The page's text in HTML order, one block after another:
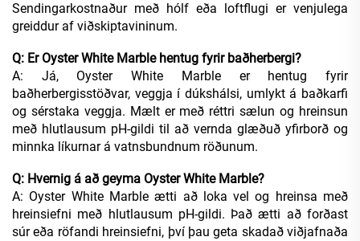
Sendingarkostnaður með hólf eða loftflugi er venjulega
greiddur af viðskiptavininum.
Q: Er Oyster White Marble hentug fyrir baðherbergi?
A: Já, Oyster White Marble er hentug fyrir
baðherbergisstöðvar, veggja í dúkshálsi, umlykt á baðkarfi
og sérstaka veggja. Mælt er með réttri sælun og hreinsun
með hlutlausum pH-gildi til að vernda glæðuð yfirborð og
minnka líkurnar á vatnsbundnum röðunum.
Q: Hvernig á að geyma Oyster White Marble?
A: Oyster White Marble ætti að loka vel og hreinsa með
hreinsiefni með hlutlausum pH-gildi. Það ætti að forðast
súr eða röfandi hreinsiefni, því þau geta skadað viðjafnaða